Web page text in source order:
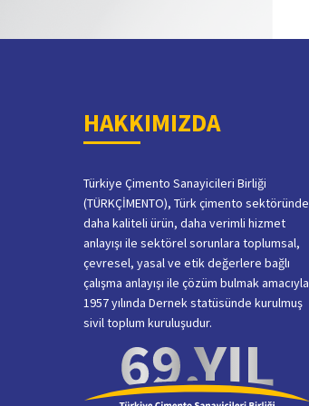
HAKKIMIZDA
Türkiye Çimento Sanayicileri Birliği
(TÜRKÇİMENTO), Türk çimento sektöründe
daha kaliteli ürün, daha verimli hizmet
anlayışı ile sektörel sorunlara toplumsal,
çevresel, yasal ve etik değerlere bağlı
çalışma anlayışı ile çözüm bulmak amacıyla
1957 yılında Dernek statüsünde kurulmuş
sivil toplum kuruluşudur.